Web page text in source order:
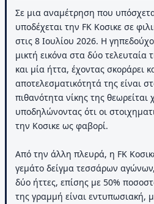
Σε μια αναμέτρηση που
υποδέχεται την FK Κοσικε σε
στις 8 Ιουλίου 2026. Η
μικτή εικόνα στα δύο τελευταία
και μία ήττα, έχοντας σκοράρει
αποτελεσματικότητά της είναι
πιθανότητα νίκης της θεωρείται
υποδηλώνοντας ότι οι
την Κοσικε ως φαβορί.
Από την άλλη πλευρά, η FK
γεμάτο δείγμα τεσσάρων
δύο ήττες, επίσης με 50%
της γραμμή είναι εντυπωσιακή,